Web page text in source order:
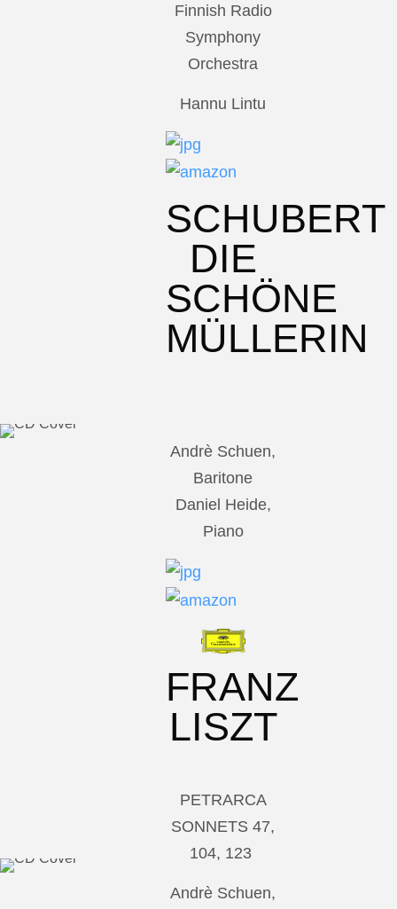
Finnish Radio
Symphony
Orchestra
Hannu Lintu
SCHUBERT
DIE
SCHÖNE
MÜLLERIN
Andrè Schuen,
Baritone
Daniel Heide,
Piano
FRANZ
LISZT
PETRARCA
SONNETS 47,
104, 123
Andrè Schuen,